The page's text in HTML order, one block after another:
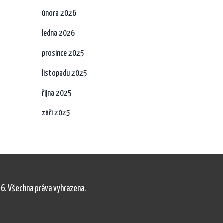
února 2026
ledna 2026
prosince 2025
listopadu 2025
října 2025
září 2025
Všechna práva vyhrazena.